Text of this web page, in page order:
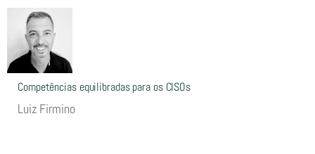
Competências equilibradas para os CISOs
Luiz Firmino